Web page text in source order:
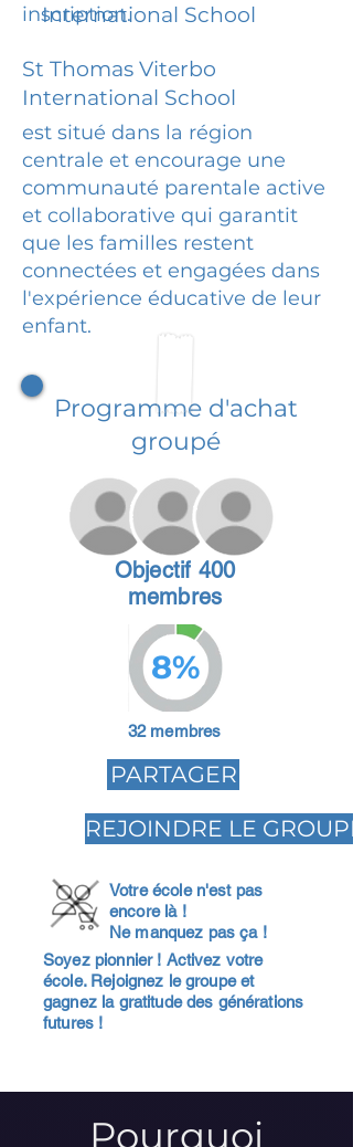
inscription.
International School
St Thomas Viterbo
International School
est situé dans la région
centrale et encourage une
communauté parentale active
et collaborative qui garantit
que les familles restent
connectées et engagées dans
l'expérience éducative de leur
enfant.
Programme d'achat
groupé
Objectif 400
membres
8%
32 membres
PARTAGER
REJOINDRE LE GROUPE
Votre école n'est pas
encore là !
Ne manquez pas ça !
Soyez pionnier ! Activez votre
école. Rejoignez le groupe et
gagnez la gratitude des générations
futures !
Pourquoi